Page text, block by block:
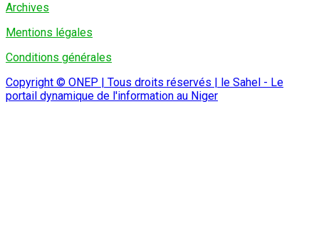
Archives
Mentions légales
Conditions générales
Copyright © ONEP | Tous droits réservés | le Sahel - Le
portail dynamique de l'information au Niger